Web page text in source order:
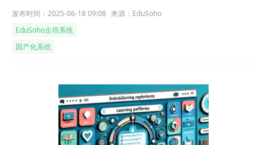
发布时间：2025-06-18 09:08 来源：EduSoho
EduSoho企培系统
国产化系统